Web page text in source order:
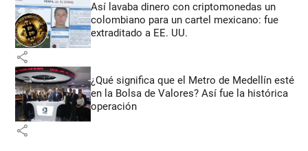
Así lavaba dinero con criptomonedas un
colombiano para un cartel mexicano: fue
extraditado a EE. UU.
share
¿Qué significa que el Metro de Medellín esté
en la Bolsa de Valores? Así fue la histórica
operación
share